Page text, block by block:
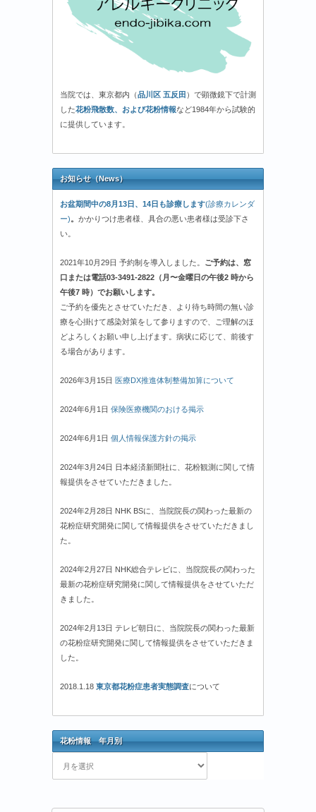
当院では、東京都内（品川区 五反田 ）で顕微鏡下で計測
した花粉飛散数、および花粉情報など1984年から試験的
に提供しています。
お知らせ（News）
お盆期間中の8月13日、14日も診療します(診療カレンダ
ー)。 かかりつけ患者様、具合の悪い患者様は受診下さ
い。
2021年10月29日 予約制を導入しました。 ご予約は、窓
口または電話03-3491-2822（月〜金曜日の午後2 時から
午後7 時）でお願いします。
ご予約を優先とさせていただき、より待ち時間の無い診
療を心掛けて感染対策をして参りますので、ご理解のほ
どよろしくお願い申し上げます。病状に応じて、前後す
る場合があります。
2026年3月15日 医療DX推進体制整備加算について
2024年6月1日 保険医療機関のおける掲示
2024年6月1日 個人情報保護方針の掲示
2024年3月24日 日本経済新聞社に、花粉観測に関して情
報提供をさせていただきました。
2024年2月28日 NHK BSに、当院院長の関わった最新の
花粉症研究開発に関して情報提供をさせていただきまし
た。
2024年2月27日 NHK総合テレビに、当院院長の関わった
最新の花粉症研究開発に関して情報提供をさせていただ
きました。
2024年2月13日 テレビ朝日に、当院院長の関わった最新
の花粉症研究開発に関して情報提供をさせていただきま
した。
2018.1.18 東京都花粉症患者実態調査について
花粉情報 年月別
花
粉